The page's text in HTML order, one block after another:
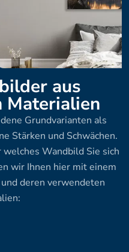
aus
Materialien
Grundvarianten als
Stärken und Schwächen.
Wandbild Sie sich
wir Ihnen hier mit einem
deren verwendeten